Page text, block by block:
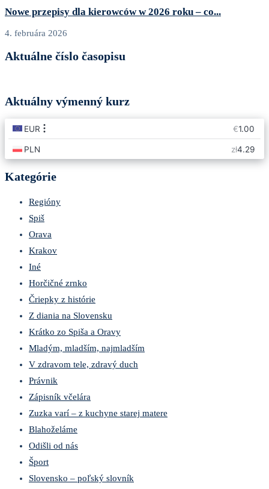
Nowe przepisy dla kierowców w 2026 roku – co...
4. februára 2026
Aktuálne číslo časopisu
Aktuálny výmenný kurz
Kategórie
Regióny
Spiš
Orava
Krakov
Iné
Horčičné zrnko
Čriepky z histórie
Z diania na Slovensku
Krátko zo Spiša a Oravy
Mladým, mladším, najmladším
V zdravom tele, zdravý duch
Právnik
Zápisník včelára
Zuzka varí – z kuchyne starej matere
Blahoželáme
Odišli od nás
Šport
Slovensko – poľský slovník